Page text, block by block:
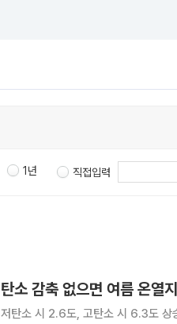
1년 직접입력
탄소 감축 없으면 여름 온
저탄소 시 2.6도, 고탄소 시 6.3도 상